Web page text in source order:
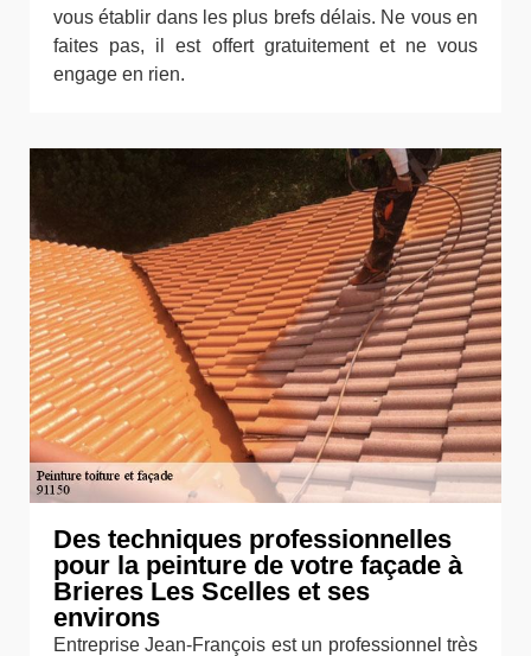
vous établir dans les plus brefs délais. Ne vous en
faites pas, il est offert gratuitement et ne vous
engage en rien.
Des techniques professionnelles
pour la peinture de votre façade à
Brieres Les Scelles et ses
environs
Entreprise Jean-François est un professionnel très